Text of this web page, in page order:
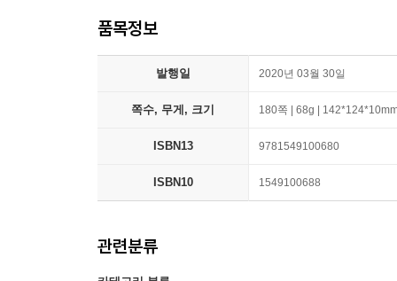
품목정보
발행일 2020년 03월 30일
쪽수, 무게, 크기 180쪽 | 68g |
ISBN13 9781549100680
ISBN10 1549100688
관련분류